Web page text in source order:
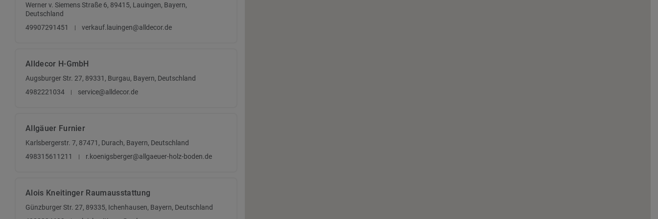
Werner v. Siemens Straße 6, 89415, Lauingen, Bayern,
Deutschland
49907291451
verkauf.lauingen@alldecor.de
Alldecor H-GmbH
Augsburger Str. 27, 89331, Burgau, Bayern, Deutschland
4982221034
service@alldecor.de
Allgäuer Furnier
Karlsbergerstr. 7, 87471, Durach, Bayern, Deutschland
498315611211
r.koenigsberger@allgaeuer-holz-boden.de
Alois Kneitinger Raumausstattung
Günzburger Str. 27, 89335, Ichenhausen, Bayern, Deutschland